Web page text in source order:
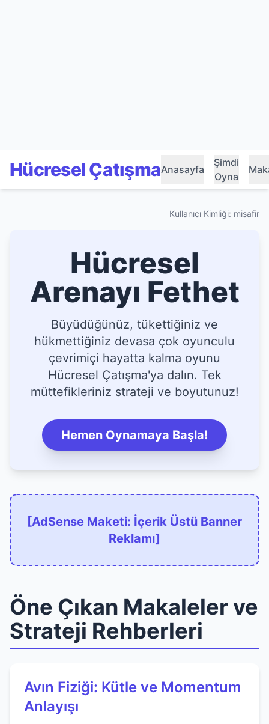
Hücresel ÇatışmaAnasayfa
Şimdi
Oyna
Kullanıcı Kimliği: misafir
Hücresel
Arenayı Fethet
Büyüdüğünüz, tükettiğiniz ve
hükmettiğiniz devasa çok oyunculu
çevrimiçi hayatta kalma oyunu
Hücresel Çatışma'ya dalın. Tek
müttefikleriniz strateji ve boyutunuz!
Hemen Oynamaya Başla!
[AdSense Maketi: İçerik Üstü Banner
Reklamı]
Öne Çıkan Makaleler ve
Strateji Rehberleri
Avın Fiziği: Kütle ve Momentum
Anlayışı